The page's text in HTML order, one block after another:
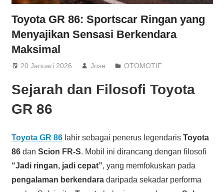
Toyota GR 86: Sportscar Ringan yang
Menyajikan Sensasi Berkendara
Maksimal
20 Januari 2026 Jose OTOMOTIF
Sejarah dan Filosofi Toyota
GR 86
Toyota GR 86lahir sebagai penerus legendaris Toyota
86dan Scion FR-S. Mobil ini dirancang dengan filosofi
“Jadi ringan, jadi cepat”, yang memfokuskan pada
pengalaman berkendaradaripada sekadar performa